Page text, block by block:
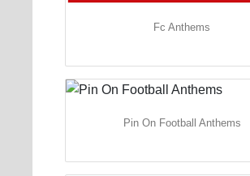
Fc Anthems
Pin On Football Anthems